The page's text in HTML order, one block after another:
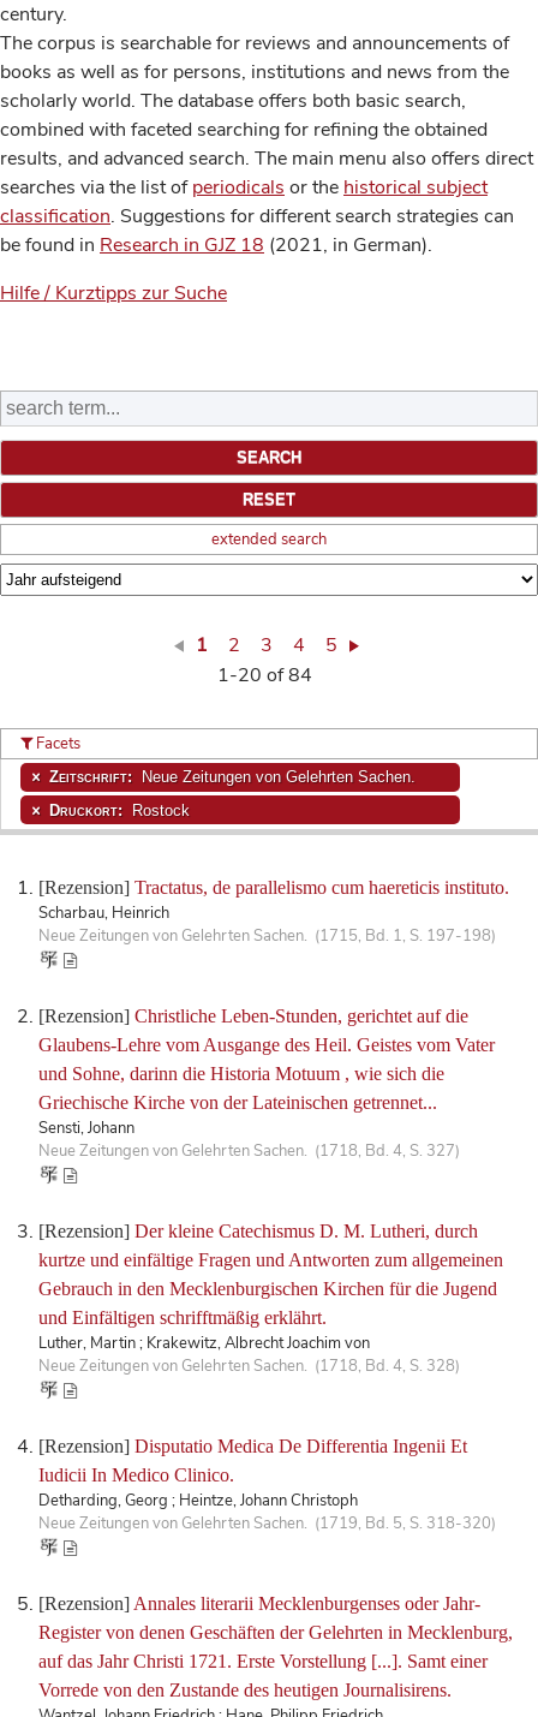
century.
The corpus is searchable for reviews and announcements of
books as well as for persons, institutions and news from the
scholarly world. The database offers both basic search,
combined with faceted searching for refining the obtained
results, and advanced search. The main menu also offers direct
searches via the list ofperiodicals or the historical subject
classification. Suggestions for different search strategies can
be found in Research in GJZ 18 (2021, in German).
Hilfe / Kurztipps zur Suche
extended search
1 2 3 4
5
1-20 of 84
[Rezension] Tractatus, de parallelismo cum haereticis instituto.
Scharbau, Heinrich
Neue Zeitungen von Gelehrten Sachen. (1715, Bd. 1, S. 197-198)
[Rezension] Christliche Leben-Stunden, gerichtet auf die
Glaubens-Lehre vom Ausgange des Heil. Geistes vom Vater
und Sohne, darinn die Historia Motuum , wie sich die
Griechische Kirche von der Lateinischen getrennet...
Sensti, Johann
Neue Zeitungen von Gelehrten Sachen. (1718, Bd. 4, S. 327)
[Rezension] Der kleine Catechismus D. M. Lutheri, durch
kurtze und einfältige Fragen und Antworten zum allgemeinen
Gebrauch in den Mecklenburgischen Kirchen für die Jugend
und Einfältigen schrifftmäßig erklährt.
Luther, Martin ; Krakewitz, Albrecht Joachim von
Neue Zeitungen von Gelehrten Sachen. (1718, Bd. 4, S. 328)
[Rezension] Disputatio Medica De Differentia Ingenii Et
Iudicii In Medico Clinico.
Detharding, Georg ; Heintze, Johann Christoph
Neue Zeitungen von Gelehrten Sachen. (1719, Bd. 5, S. 318-320)
[Rezension] Annales literarii Mecklenburgenses oder Jahr-
Register von denen Geschäften der Gelehrten in Mecklenburg,
auf das Jahr Christi 1721. Erste Vorstellung [...]. Samt einer
Vorrede von den Zustande des heutigen Journalisirens.
Facets
Zeitschrift: Neue Zeitungen von Gelehrten Sachen.
Druckort: Rostock